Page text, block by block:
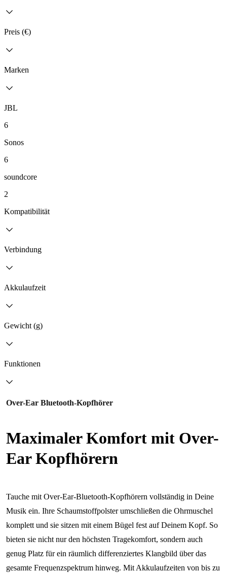
Preis (€)
Marken
JBL
6
Sonos
6
soundcore
2
Kompatibilität
Verbindung
Akkulaufzeit
Gewicht (g)
Funktionen
Over-Ear Bluetooth-Kopfhörer
Maximaler Komfort mit Over-
Ear Kopfhörern
Tauche mit Over-Ear-Bluetooth-Kopfhörern vollständig in Deine
Musik ein. Ihre Schaumstoffpolster umschließen die Ohrmuschel
komplett und sie sitzen mit einem Bügel fest auf Deinem Kopf. So
bieten sie nicht nur den höchsten Tragekomfort, sondern auch
genug Platz für ein räumlich differenziertes Klangbild über das
gesamte Frequenzspektrum hinweg. Mit Akkulaufzeiten von bis zu